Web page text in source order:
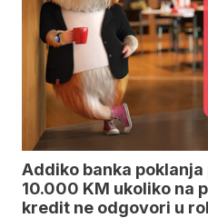
Addiko banka
10.000 KM ukoliko na
kredit ne odgovori u